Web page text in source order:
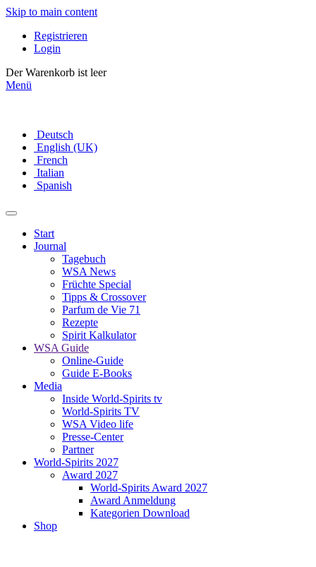
Skip to main content
Registrieren
Login
Der Warenkorb ist leer
Menü
Deutsch
English (UK)
French
Italian
Spanish
Start
Journal
Tagebuch
WSA News
Früchte Special
Tipps & Crossover
Parfum de Vie 71
Rezepte
Spirit Kalkulator
WSA Guide
Online-Guide
Guide E-Books
Media
Inside World-Spirits tv
World-Spirits TV
WSA Video life
Presse-Center
Partner
World-Spirits 2027
Award 2027
World-Spirits Award 2027
Award Anmeldung
Kategorien Download
Shop